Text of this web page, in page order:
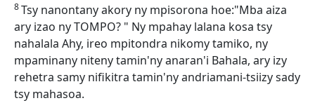
8Tsy nanontany akory ny mpisorona hoe:"Mba aiza
ary izao ny TOMPO? " Ny mpahay lalana kosa tsy
nahalala Ahy, ireo mpitondra nikomy tamiko, ny
mpaminany niteny tamin'ny anaran'i Bahala, ary izy
rehetra samy nifikitra tamin'ny andriamani-tsiizy sady
tsy mahasoa.